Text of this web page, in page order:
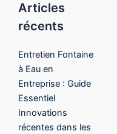
Articles
récents
Entretien Fontaine
à Eau en
Entreprise : Guide
Essentiel
Innovations
récentes dans les